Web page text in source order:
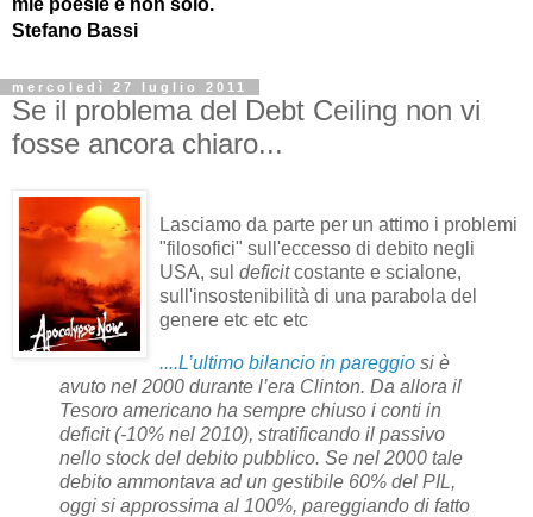
mie poesie e non solo.
Stefano Bassi
mercoledì 27 luglio 2011
Se il problema del Debt Ceiling non vi
fosse ancora chiaro...
Lasciamo da parte per un attimo i problemi
"filosofici" sull'eccesso di debito negli
USA, sul deficitcostante e scialone,
sull'insostenibilità di una parabola del
genere etc etc etc
....L’ultimo bilancio in pareggio si è
avuto nel 2000 durante l’era Clinton. Da allora il
Tesoro americano ha sempre chiuso i conti in
deficit (-10% nel 2010), stratificando il passivo
nello stock del debito pubblico. Se nel 2000 tale
debito ammontava ad un gestibile 60% del PIL,
oggi si approssima al 100%, pareggiando di fatto